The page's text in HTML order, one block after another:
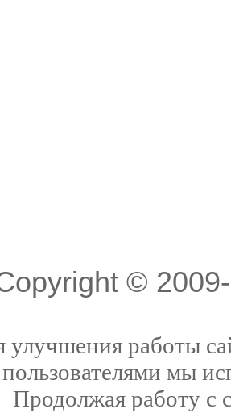
©
улучшения работы
пользователями мы
Продолжая работу с